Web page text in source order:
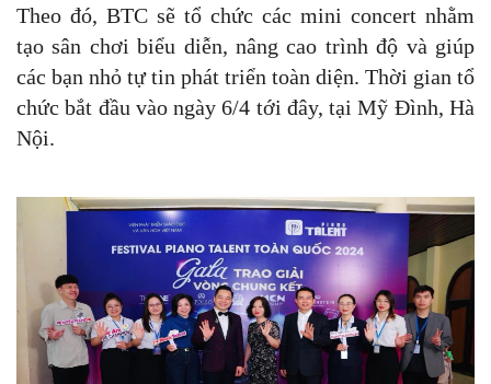
Theo đó, BTC sẽ tổ chức các mini concert nhằm
tạo sân chơi biểu diễn, nâng cao trình độ và giúp
các bạn nhỏ tự tin phát triển toàn diện. Thời gian tổ
chức bắt đầu vào ngày 6/4 tới đây, tại Mỹ Đình, Hà
Nội.